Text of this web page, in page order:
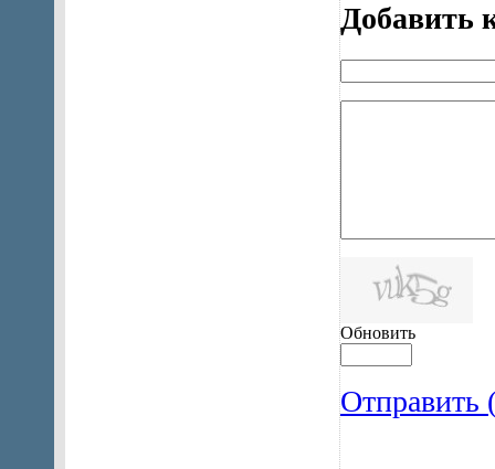
Добавить
Обновить
Отправить